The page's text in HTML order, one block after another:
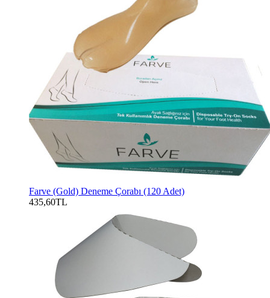
Farve (Gold) Deneme Çorabı (120 Adet)
435,60TL